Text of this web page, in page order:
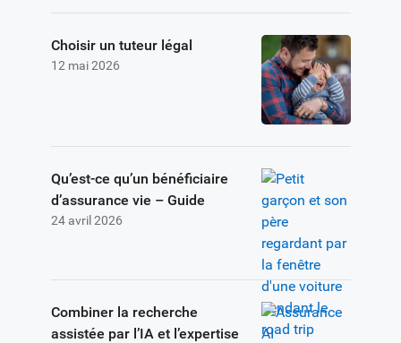
12 mai 2026
Choisir un tuteur légal
24 avril 2026
Qu’est-ce qu’un bénéficiaire
d’assurance vie – Guide
Combiner la recherche
assistée par l’IA et l’expertise